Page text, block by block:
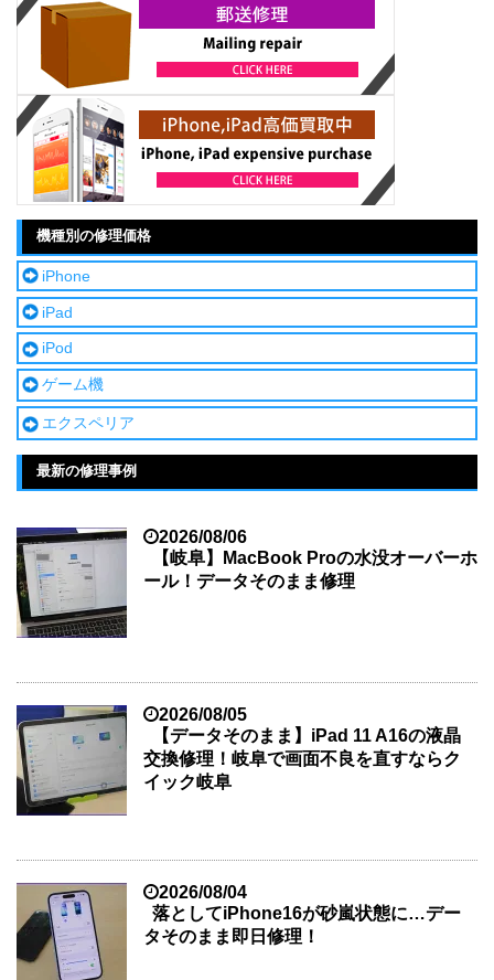
機種別の修理価格
iPhone
iPad
iPod
ゲーム機
エクスペリア
最新の修理事例
2026/08/06
【岐阜】MacBook Proの水没オーバーホ
ール！データそのまま修理
2026/08/05
【データそのまま】iPad 11 A16の液晶
交換修理！岐阜で画面不良を直すならク
イック岐阜
2026/08/04
落としてiPhone16が砂嵐状態に…デー
タそのまま即日修理！